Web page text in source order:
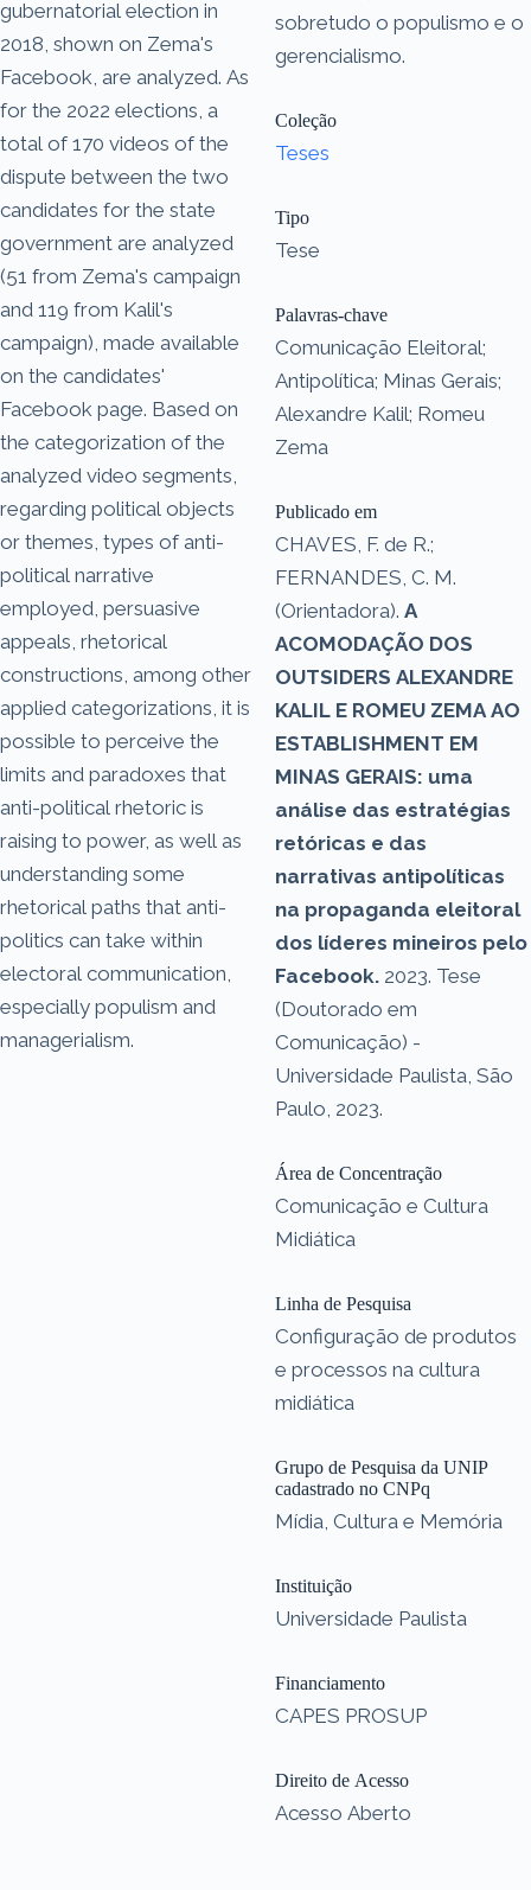
gubernatorial election in
2018, shown on Zema's
Facebook, are analyzed. As
for the 2022 elections, a
total of 170 videos of the
dispute between the two
candidates for the state
government are analyzed
(51 from Zema's campaign
and 119 from Kalil's
campaign), made available
on the candidates'
Facebook page. Based on
the categorization of the
analyzed video segments,
regarding political objects
or themes, types of anti-
political narrative
employed, persuasive
appeals, rhetorical
constructions, among other
applied categorizations, it is
possible to perceive the
limits and paradoxes that
anti-political rhetoric is
raising to power, as well as
understanding some
rhetorical paths that anti-
politics can take within
electoral communication,
especially populism and
managerialism.
sobretudo o populismo e o
gerencialismo.
Coleção
Teses
Tipo
Tese
Palavras-chave
Comunicação Eleitoral;
Antipolítica; Minas Gerais;
Alexandre Kalil; Romeu
Zema
Publicado em
CHAVES, F. de R.;
FERNANDES, C. M.
(Orientadora). A
ACOMODAÇÃO DOS
OUTSIDERS ALEXANDRE
KALIL E ROMEU ZEMA AO
ESTABLISHMENT EM
MINAS GERAIS: uma
análise das estratégias
retóricas e das
narrativas antipolíticas
na propaganda eleitoral
dos líderes mineiros pelo
Facebook.
(Doutorado em
Comunicação) -
Universidade Paulista, São
Paulo, 2023.
Área de Concentração
Comunicação e Cultura
Midiática
Linha de Pesquisa
Configuração de produtos
e processos na cultura
midiática
Grupo de Pesquisa da UNIP
cadastrado no CNPq
Mídia, Cultura e Memória
Instituição
Universidade Paulista
Financiamento
CAPES PROSUP
Direito de Acesso
Acesso Aberto